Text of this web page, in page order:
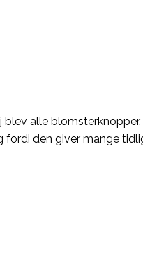
alle
den giver mange